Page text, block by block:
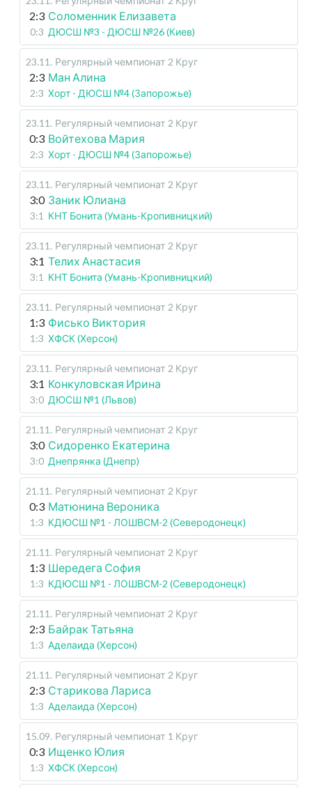
2:3 Соломенник Елизавета
0:3 ДЮСШ №3 - ДЮСШ №26 (Киев)
23.11 . Регулярный чемпионат 2 Круг
2:3 Ман Алина
2:3 Хорт - ДЮСШ №4 (Запорожье)
23.11 . Регулярный чемпионат 2 Круг
0:3 Войтехова Мария
2:3 Хорт - ДЮСШ №4 (Запорожье)
23.11 . Регулярный чемпионат 2 Круг
3:0 Заник Юлиана
3:1 КНТ Бонита (Умань-Кропивницкий)
23.11 . Регулярный чемпионат 2 Круг
3:1 Телих Анастасия
3:1 КНТ Бонита (Умань-Кропивницкий)
23.11 . Регулярный чемпионат 2 Круг
1:3 Фисько Виктория
1:3 ХФСК (Херсон)
23.11 . Регулярный чемпионат 2 Круг
3:1 Конкуловская Ирина
3:0 ДЮСШ №1 (Львов)
21.11 . Регулярный чемпионат 2 Круг
3:0 Сидоренко Екатерина
3:0 Днепрянка (Днепр)
21.11 . Регулярный чемпионат 2 Круг
0:3 Матюнина Вероника
1:3 КДЮСШ №1 - ЛОШВСМ-2 (Северодонецк)
21.11 . Регулярный чемпионат 2 Круг
1:3 Шередега София
1:3 КДЮСШ №1 - ЛОШВСМ-2 (Северодонецк)
21.11 . Регулярный чемпионат 2 Круг
2:3 Байрак Татьяна
1:3 Аделаида (Херсон)
21.11 . Регулярный чемпионат 2 Круг
2:3 Старикова Лариса
1:3 Аделаида (Херсон)
15.09. Регулярный чемпионат 1 Круг
0:3 Ищенко Юлия
1:3 ХФСК (Херсон)